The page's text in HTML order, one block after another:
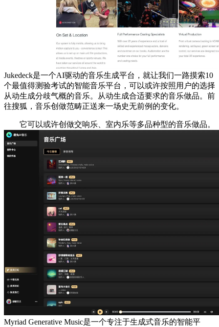
Jukedeck是一个AI驱动的音乐生成平台，就让我们一路摸索10
个最值得测验考试的智能音乐平台，可以或许按照用户的选择
从动生成分歧气概的音乐。从动生成合适要求的音乐做品。前
往搜狐，音乐创做范畴正送来一场史无前例的变化。
它可以或许创做交响乐、室内乐等多品种型的音乐做品。
Myriad Generative Music是一个专注于生成式音乐的智能平